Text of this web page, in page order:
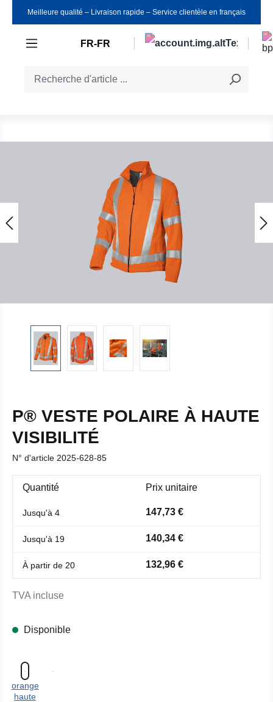
Passer au contenu principal
Meilleure qualité ‒ Livraison rapide ‒ Service clientèle en français
FR-FR
P® VESTE POLAIRE À HAUTE
VISIBILITÉ
N° d'article 2025-628-85
Quantité Prix unitaire
Jusqu'à 4 147,73 €
Jusqu'à 19 140,34 €
À partir de 20 132,96 €
TVA incluse
Disponible
orange
haute